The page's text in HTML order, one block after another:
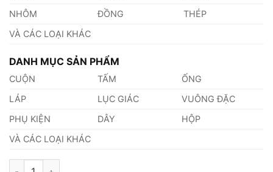
NHÔM
ĐỒNG
THÉP
VÀ CÁC LOẠI KHÁC
DANH MỤC SẢN PHẨM
CUỘN TẤM
ỐNG
LÁP
LỤC GIÁC
VUÔNG ĐẶC
PHỤ KIỆN
DÂY
HỘP
VÀ CÁC LOẠI KHÁC
Dây Xích Inox 304 22mm quantity